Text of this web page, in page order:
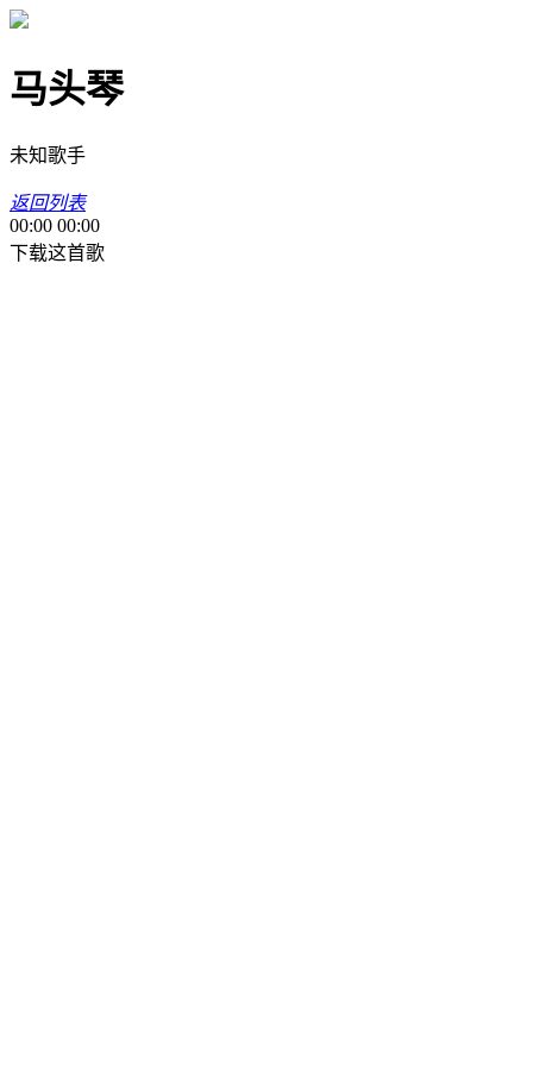
马头琴
未知歌手
返回列表
00:00 00:00
下载这首歌